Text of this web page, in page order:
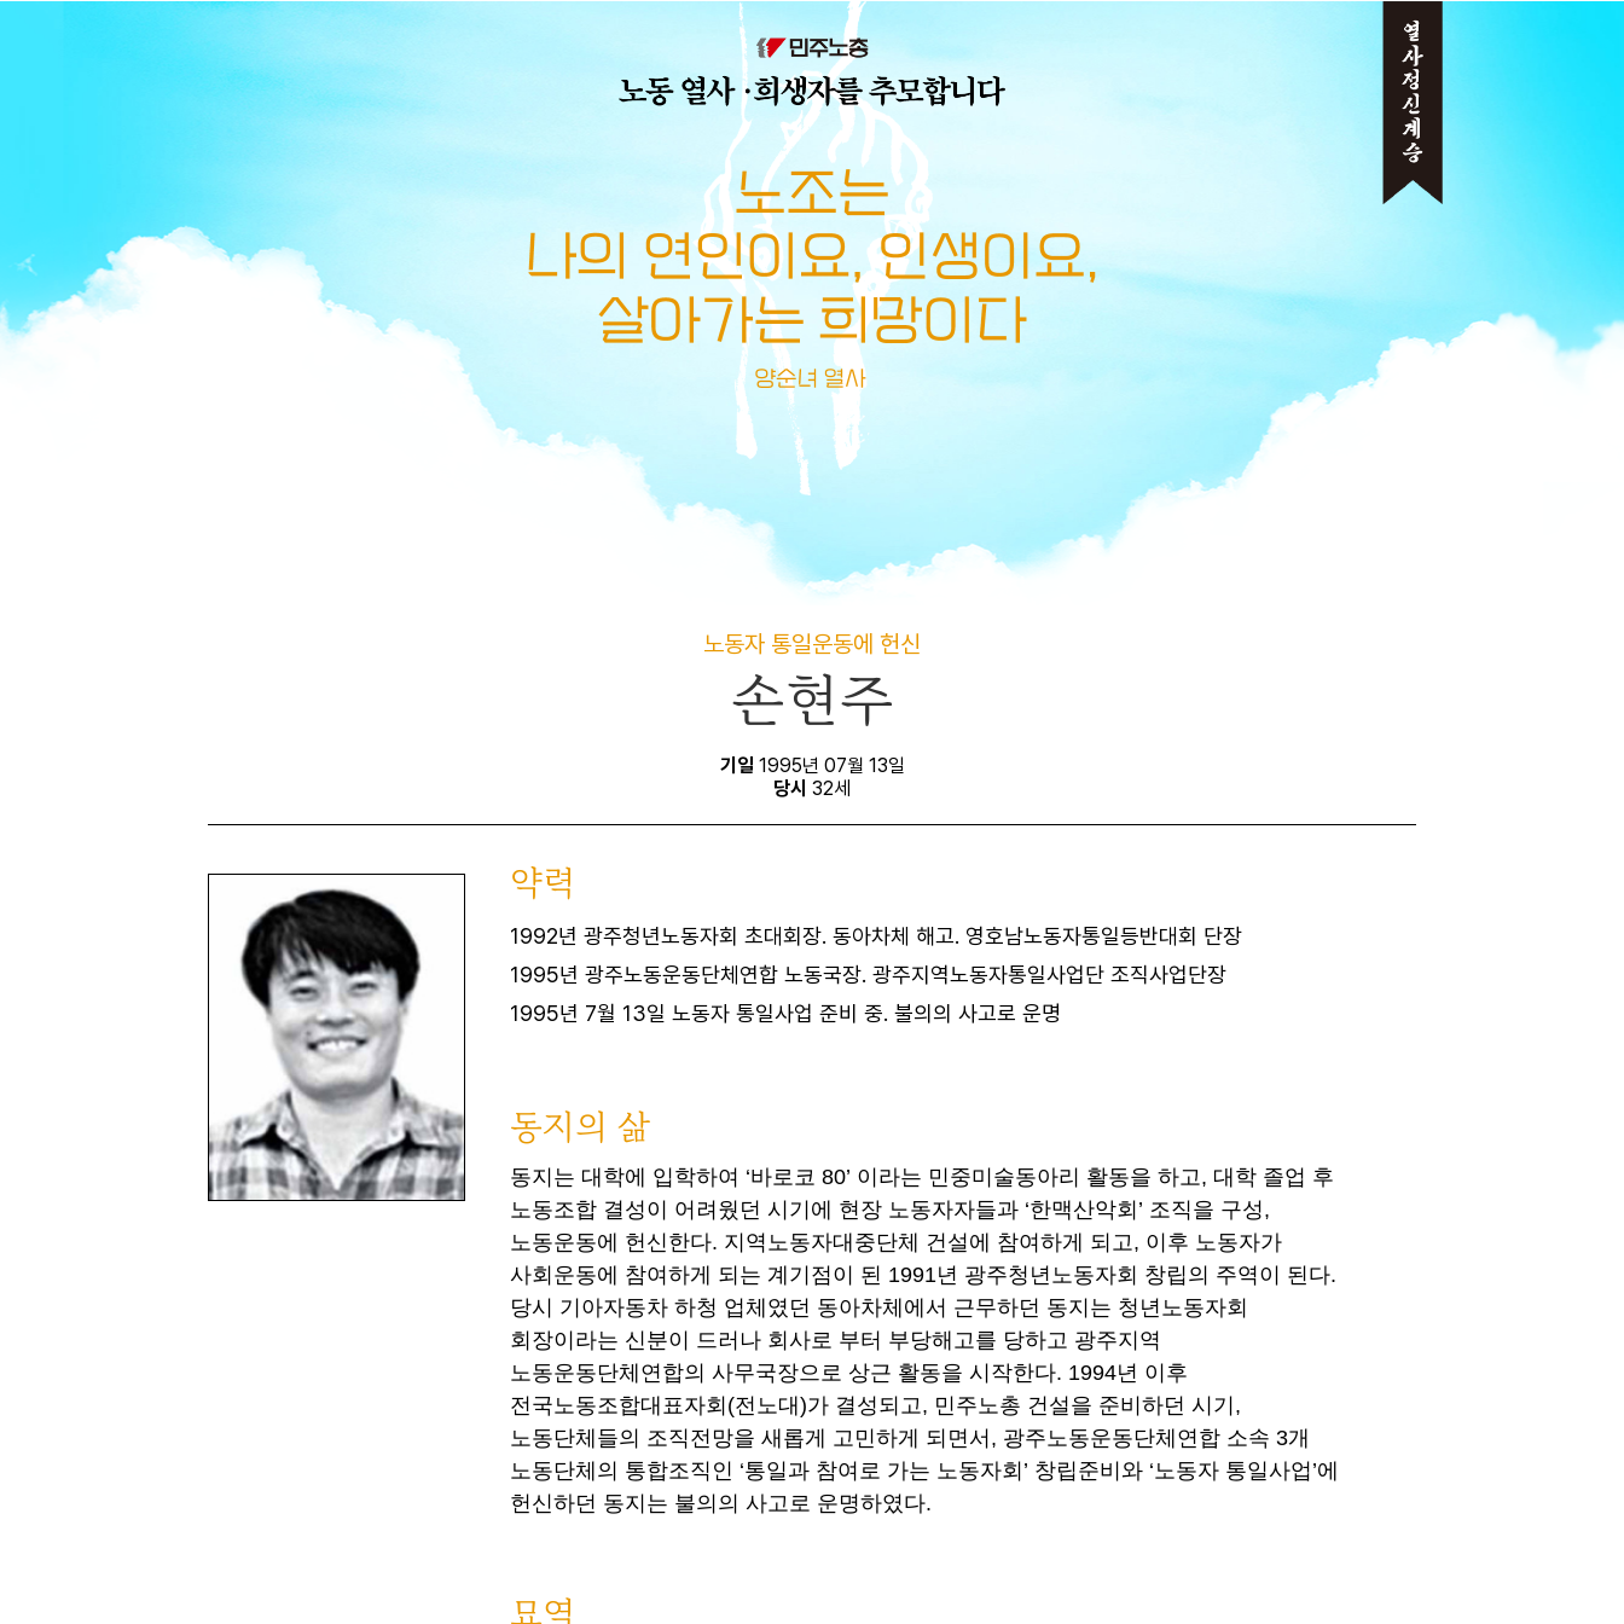
메뉴 건너뛰기
노동자 통일운동에 헌신
손현주
기일 1995년 07월 13일
당시 32세
약력
1992년 광주청년노동자회 초대회장. 동아차체 해고. 영호남노동자통일등반대회 단장
1995년 광주노동운동단체연합 노동국장. 광주지역노동자통일사업단 조직사업단장
1995년 7월 13일 노동자 통일사업 준비 중. 불의의 사고로 운명
동지의 삶
동지는 대학에 입학하여 ‘바로코 80’ 이라는 민중미술동아리 활동을 하고, 대학 졸업 후
노동조합 결성이 어려웠던 시기에 현장 노동자자들과 ‘한맥산악회’ 조직을 구성,
노동운동에 헌신한다. 지역노동자대중단체 건설에 참여하게 되고, 이후 노동자가
사회운동에 참여하게 되는 계기점이 된 1991년 광주청년노동자회 창립의 주역이 된다.
당시 기아자동차 하청 업체였던 동아차체에서 근무하던 동지는 청년노동자회
회장이라는 신분이 드러나 회사로 부터 부당해고를 당하고 광주지역
노동운동단체연합의 사무국장으로 상근 활동을 시작한다. 1994년 이후
전국노동조합대표자회(전노대)가 결성되고, 민주노총 건설을 준비하던 시기,
노동단체들의 조직전망을 새롭게 고민하게 되면서, 광주노동운동단체연합 소속 3개
노동단체의 통합조직인 ‘통일과 참여로 가는 노동자회’ 창립준비와 ‘노동자 통일사업’에
헌신하던 동지는 불의의 사고로 운명하였다.
묘역